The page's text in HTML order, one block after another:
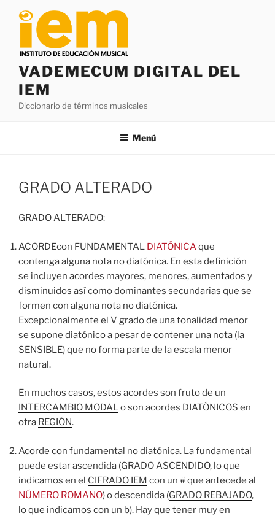
contenido
VADEMECUM DIGITAL DEL
IEM
Diccionario de términos musicales
Menú
GRADO ALTERADO
GRADO ALTERADO:
ACORDEcon FUNDAMENTAL DIATÓNICAque
contenga alguna nota no diatónica. En esta definición
se incluyen acordes mayores, menores, aumentados y
disminuidos así como dominantes secundarias que se
formen con alguna nota no diatónica.
Excepcionalmente el V grado de una tonalidad menor
se supone diatónico a pesar de contener una nota (la
SENSIBLE) que no forma parte de la escala menor
natural.
En muchos casos, estos acordes son fruto de un
INTERCAMBIO MODALo son acordes DIATÓNICOS en
otra REGIÓN.
Acorde con fundamental no diatónica. La fundamental
puede estar ascendida (GRADO ASCENDIDO, lo que
indicamos en el CIFRADO IEM con un # que antecede al
NÚMERO ROMANO) o descendida (GRADO REBAJADO,
lo que indicamos con un b). Hay que tener muy en